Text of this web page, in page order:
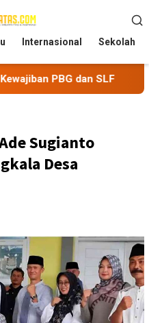
Internasional Sekolah
SLF BEM
Sugianto
Desa